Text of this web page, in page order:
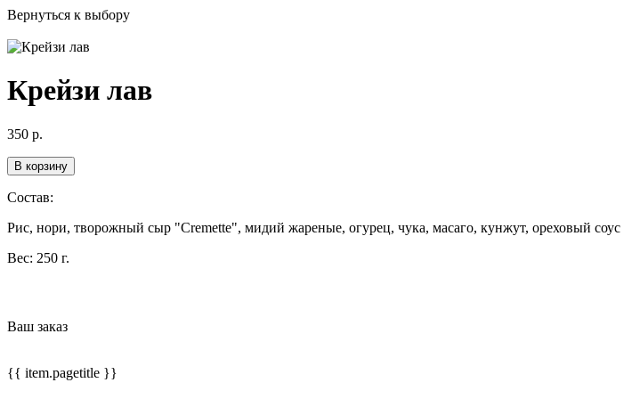
Вернуться к выбору
Крейзи лав
350 р.
В корзину
Состав:
Рис, нори, творожный сыр "Cremette", мидий жареные, огурец, чука, масаго, кунжут, ореховый соус
Вес: 250 г.
Ваш заказ
{{ item.pagetitle }}